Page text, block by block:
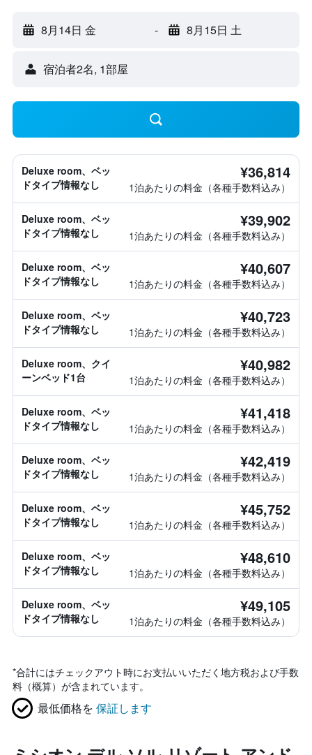
8月14日 金 - 8月15日 土
宿泊者2名, 1​部屋
Deluxe room、ベッ
ドタイプ情報なし
¥36,814
1泊あたりの料金（各種手数料込み）
Deluxe room、ベッ
ドタイプ情報なし
¥39,902
1泊あたりの料金（各種手数料込み）
Deluxe room、ベッ
ドタイプ情報なし
¥40,607
1泊あたりの料金（各種手数料込み）
Deluxe room、ベッ
ドタイプ情報なし
¥40,723
1泊あたりの料金（各種手数料込み）
Deluxe room、クイ
ーンベッド1台
¥40,982
1泊あたりの料金（各種手数料込み）
Deluxe room、ベッ
ドタイプ情報なし
¥41,418
1泊あたりの料金（各種手数料込み）
Deluxe room、ベッ
ドタイプ情報なし
¥42,419
1泊あたりの料金（各種手数料込み）
Deluxe room、ベッ
ドタイプ情報なし
¥45,752
1泊あたりの料金（各種手数料込み）
Deluxe room、ベッ
ドタイプ情報なし
¥48,610
1泊あたりの料金（各種手数料込み）
Deluxe room、ベッ
ドタイプ情報なし
¥49,105
1泊あたりの料金（各種手数料込み）
*合計にはチェックアウト時にお支払いいただく地方税および手数
料（概算）が含まれています。
最低価格を 保証します